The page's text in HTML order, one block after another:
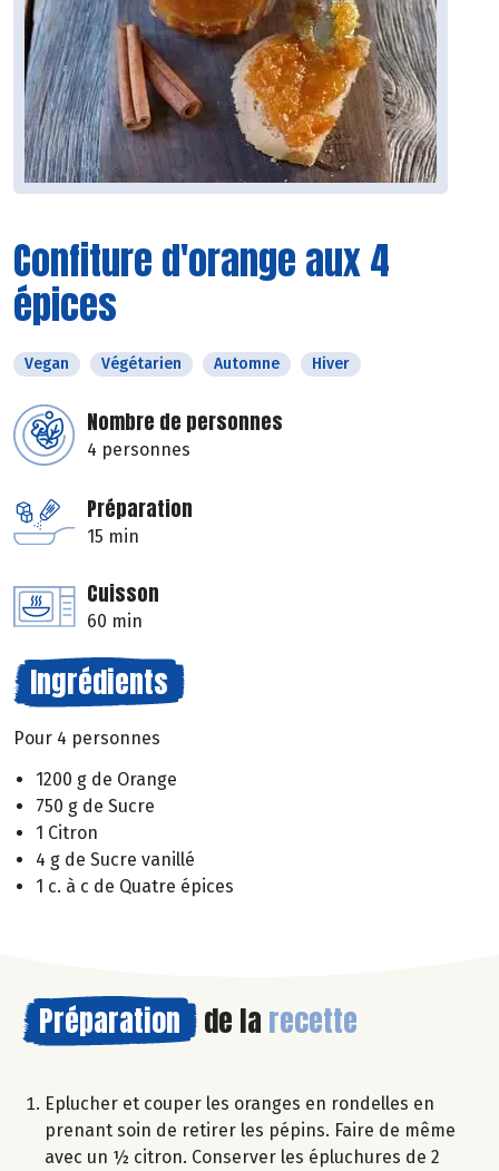
Confiture d'orange aux 4
épices
Vegan Végétarien Automne Hiver
Nombre de personnes
4 personnes
Préparation
15 min
Cuisson
60 min
Ingrédients
Pour 4 personnes
1200 g de Orange
750 g de Sucre
1 Citron
4 g de Sucre vanillé
1 c. à c de Quatre épices
Préparation de la recette
Eplucher et couper les oranges en rondelles en
prenant soin de retirer les pépins. Faire de même
avec un ½ citron. Conserver les épluchures de 2